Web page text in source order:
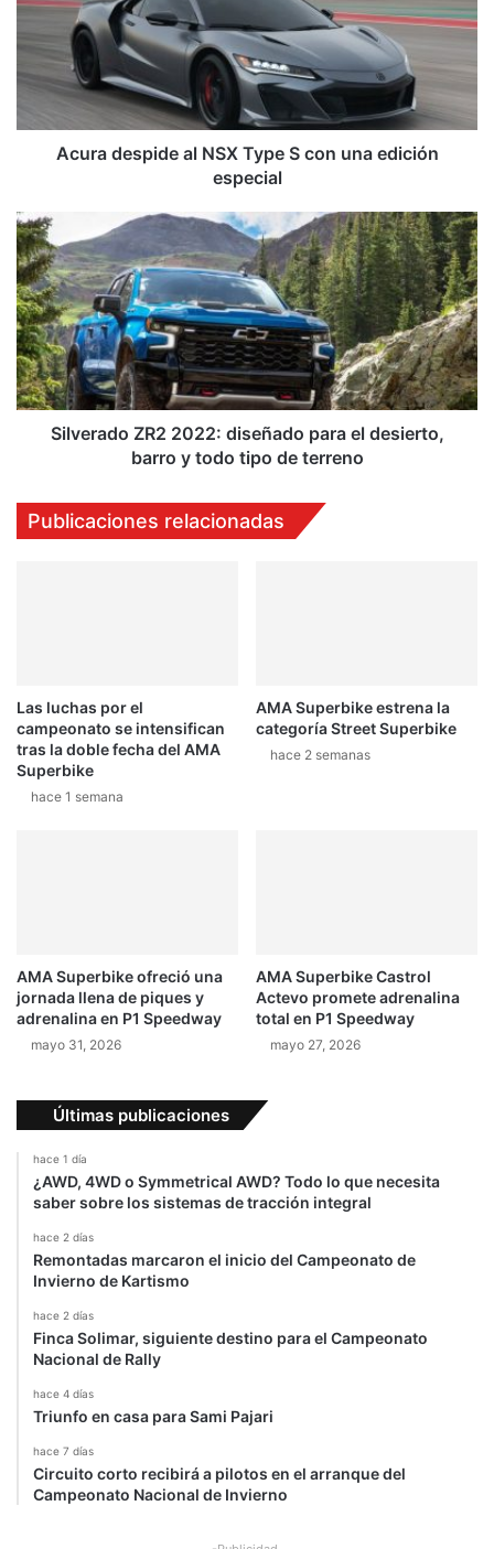
NSX
Type
edición
especialAcura despide al NSX Type S con una edición
especial
Silverado
ZR2
2022:
diseñado
para
el
desierto,
barro
y
terreno
Silverado ZR2 2022: diseñado para el desierto,
barro y todo tipo de terreno
Publicaciones relacionadas
Las luchas por el
campeonato se intensifican
tras la doble fecha del AMA
Superbike
hace 1 semana
AMA Superbike estrena la
categoría Street Superbike
hace 2 semanas
AMA Superbike ofreció una
jornada llena de piques y
adrenalina en P1 Speedway
mayo 31, 2026
AMA Superbike Castrol
Actevo promete adrenalina
total en P1 Speedway
mayo 27, 2026
Últimas publicaciones
hace 1 día
¿AWD, 4WD o Symmetrical AWD? Todo lo que necesita
saber sobre los sistemas de tracción integral
hace 2 días
Remontadas marcaron el inicio del Campeonato de
Invierno de Kartismo
hace 2 días
Finca Solimar, siguiente destino para el Campeonato
Nacional de Rally
hace 4 días
Triunfo en casa para Sami Pajari
hace 7 días
Circuito corto recibirá a pilotos en el arranque del
Campeonato Nacional de Invierno